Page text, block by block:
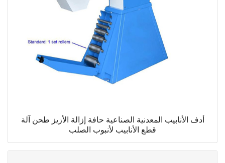
أدف الأنابيب المعدنية الصناعية حافة إزالة الأزيز طحن آلة
قطع الأنابيب لأنبوب الصلب